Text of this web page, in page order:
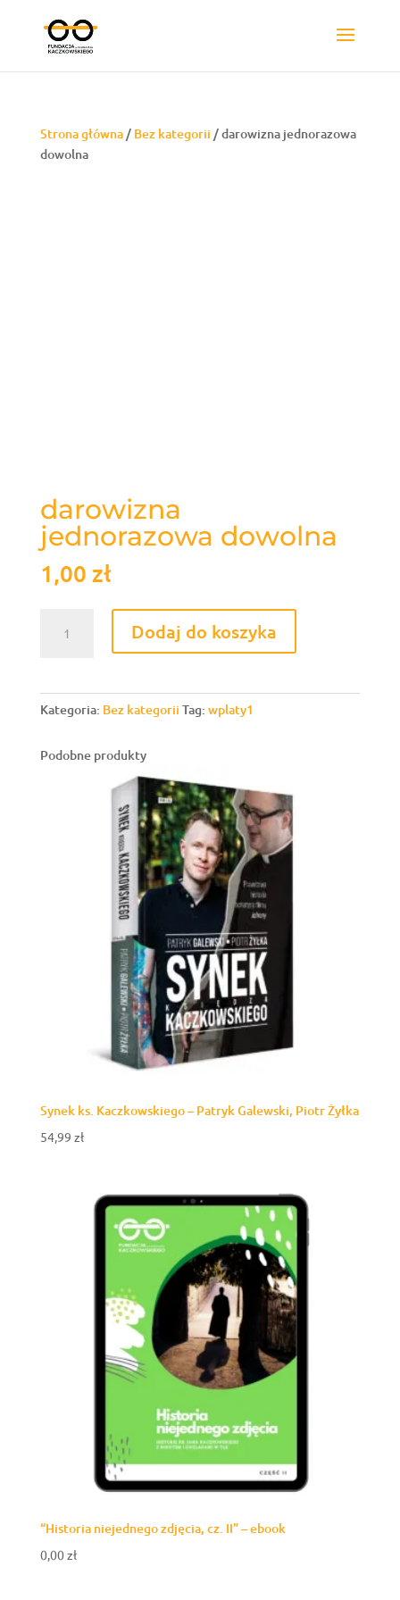
Strona główna/ Bez kategorii / darowizna jednorazowa
dowolna
darowizna
jednorazowa dowolna
1,00 zł
darowizna
Dodaj do koszyka
Kategoria: Bez kategorii Tag: wplaty1
Podobne produkty
Synek ks. Kaczkowskiego – Patryk Galewski, Piotr Żyłka
54,99 zł
“Historia niejednego zdjęcia, cz. II” – ebook
0,00zł